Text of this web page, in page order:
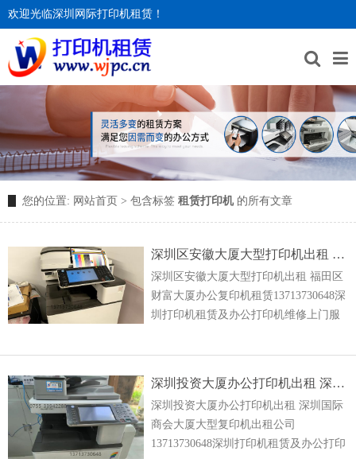
欢迎光临深圳网际打印机租赁！
您的位置: 网站首页 > 包含标签 租赁打印机的所有文章
深圳区安徽大厦大型打印机出租 福田区财富大厦办公复印机租赁
深圳区安徽大厦大型打印机出租 福田区
财富大厦办公复印机租赁13713730648深
圳打印机租赁及办公打印机维修上门服
色复印机租赁、理光打印机租赁、多功
深圳投资大厦办公打印机出租 深圳国际商会大厦大型复印机出租公司
深圳投资大厦办公打印机出租 深圳国际
商会大厦大型复印机出租公司
13713730648深圳打印机租赁及办公打印